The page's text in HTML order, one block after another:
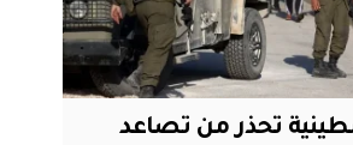
تحذر من تصاعد